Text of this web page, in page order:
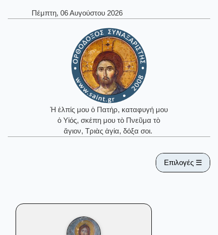
Πέμπτη, 06 Αυγούστου 2026
Ἡ ἐλπίς μου ὁ Πατήρ, καταφυγή μου
ὁ Υἱός, σκέπη μου τὸ Πνεῦμα τὸ
ἅγιον, Τριὰς ἁγία, δόξα σοι.
Επιλογές ☰